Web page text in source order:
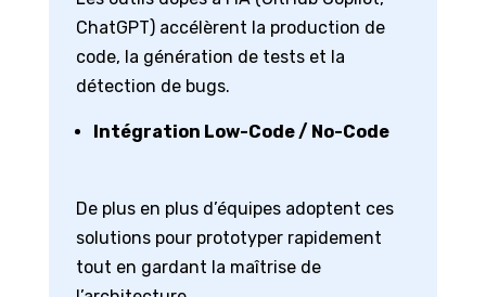
ChatGPT) accélèrent la production de
code, la génération de tests et la
détection de bugs.
Intégration Low-Code / No-Code
De plus en plus d’équipes adoptent ces
solutions pour prototyper rapidement
tout en gardant la maîtrise de